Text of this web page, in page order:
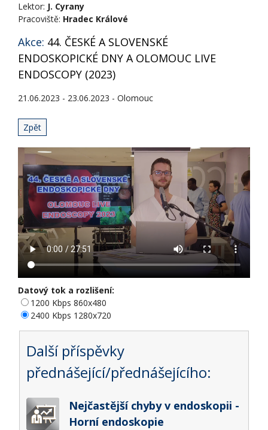
Lektor: J. Cyrany
Pracoviště: Hradec Králové
Akce: 44. ČESKÉ A SLOVENSKÉ
ENDOSKOPICKÉ DNY A OLOMOUC LIVE
ENDOSCOPY (2023)
21.06.2023 - 23.06.2023 - Olomouc
Zpět
Datový tok a rozlišení:
1200 Kbps 860x480
2400 Kbps 1280x720
Další příspěvky
přednášející/přednášejícího:
Nejčastější chyby v endoskopii -
Horní endoskopie